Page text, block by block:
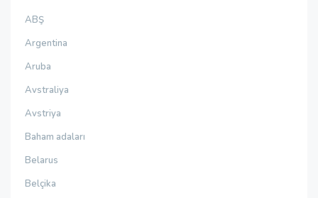
ABŞ
Argentina
Aruba
Avstraliya
Avstriya
Baham adaları
Belarus
Belçika